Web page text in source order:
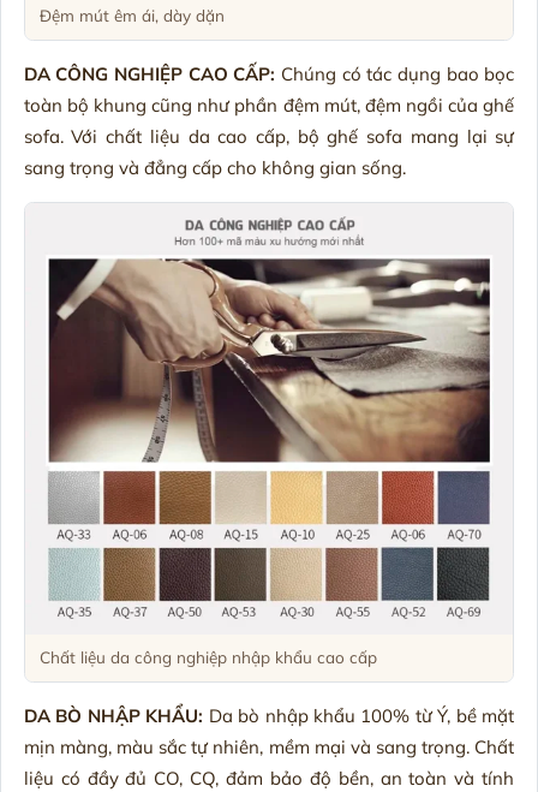
Đệm mút êm ái, dày dặn
DA CÔNG NGHIỆP CAO CẤP: Chúng có tác dụng bao bọc
toàn bộ khung cũng như phần đệm mút, đệm ngồi của ghế
sofa. Với chất liệu da cao cấp, bộ ghế sofa mang lại sự
sang trọng và đẳng cấp cho không gian sống.
Chất liệu da công nghiệp nhập khẩu cao cấp
DA BÒ NHẬP KHẨU: Da bò nhập khẩu 100% từ Ý, bề mặt
mịn màng, màu sắc tự nhiên, mềm mại và sang trọng. Chất
liệu có đầy đủ CO, CQ, đảm bảo độ bền, an toàn và tính